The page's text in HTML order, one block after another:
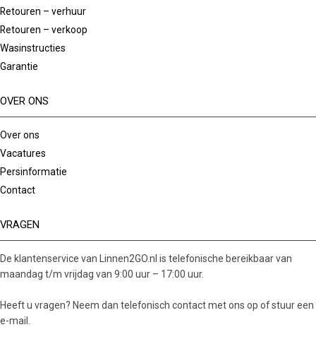
Retouren – verhuur
Retouren – verkoop
Wasinstructies
Garantie
OVER ONS
Over ons
Vacatures
Persinformatie
Contact
VRAGEN
De klantenservice van Linnen2GO.nl is telefonische bereikbaar van
maandag t/m vrijdag van 9:00 uur – 17:00 uur.
Heeft u vragen? Neem dan telefonisch contact met ons op of stuur een
e-mail.